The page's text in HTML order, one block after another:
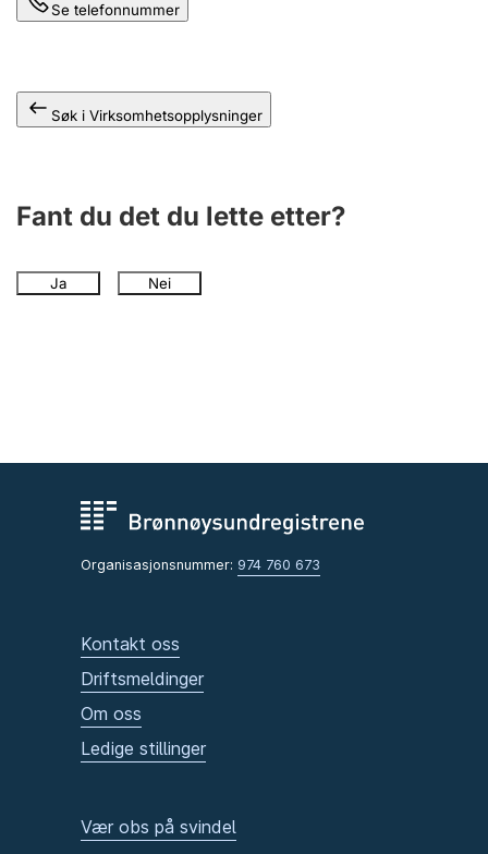
Se telefonnummer
Søk i Virksomhetsopplysninger
Fant du det du lette etter?
Ja Nei
Organisasjonsnummer: 974 760 673
Kontakt oss
Driftsmeldinger
Om oss
Ledige stillinger
Vær obs på svindel